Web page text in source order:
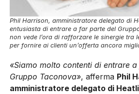
Phil Harrison, amministratore delegato di
entusiasta di entrare a far parte del
non vede l’ora di rafforzare le sinergie tra
per fornire ai clienti un’offerta ancora
«Siamo molto contenti di entrare
Gruppo Taconova», afferma Phil
amministratore delegato di